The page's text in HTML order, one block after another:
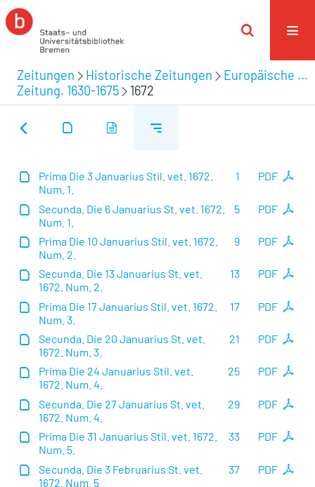
Zeitungen Historische Zeitungen
Europäische ...
Zeitung. 1630-1675
1672
PDF
1
Prima Die 3 Januarius Stil. vet. 1672.
Num. 1.
PDF
5
Secunda. Die 6 Januarius St. vet. 1672.
Num. 1.
PDF
9
Prima Die 10 Januarius Stil. vet. 1672.
Num. 2.
PDF
13
Secunda. Die 13 Januarius St. vet.
1672. Num. 2.
PDF
17
Prima Die 17 Januarius Stil. vet. 1672.
Num. 3.
PDF
21
Secunda. Die 20 Januarius St. vet.
1672. Num. 3.
PDF
25
Prima Die 24 Januarius Stil. vet.
1672. Num. 4.
PDF
29
Secunda. Die 27 Januarius St. vet.
1672. Num. 4.
PDF
33
Prima Die 31 Januarius Stil. vet. 1672.
Num. 5.
PDF
37
Secunda. Die 3 Februarius St. vet.
1672. Num. 5.